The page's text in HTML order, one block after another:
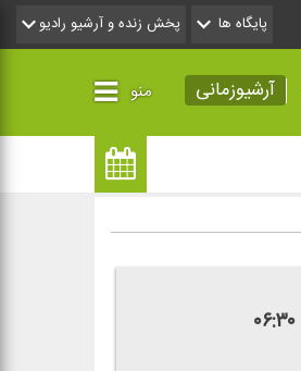
پایگاه ها پخش زنده و آرشیو رادیو
آرشیوزمانی منو
۰۶:۳۰